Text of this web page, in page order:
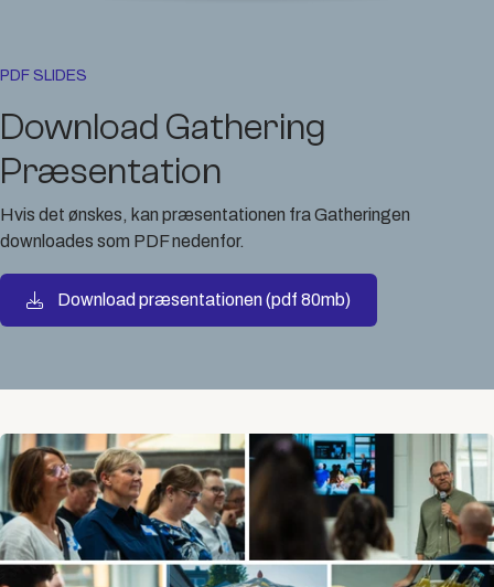
PDF SLIDES
Download Gathering
Præsentation
Hvis det ønskes, kan præsentationen fra Gatheringen
downloades som PDF nedenfor.
Download præsentationen (pdf 80mb)